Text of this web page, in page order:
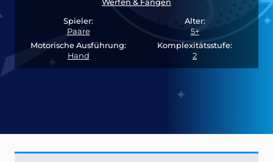
Werfen & Fangen
Spieler:
Paare
Alter:
5+
Motorische Ausführung:
Hand
Komplexitätsstufe:
2